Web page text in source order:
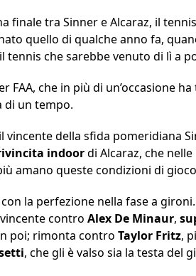
finale tra Sinner e Alcaraz, il
quello di qualche anno fa,
tennis che sarebbe venuto di lì a
che in più di un’occasione
di un tempo.
della sfida pomeridiana
indoordi Alcaraz, che
amano queste condizioni di
la perfezione nella fase a
contro Alex De Minaur,
poi; rimonta contro Taylor Fritz,
, che gli è valso sia la testa del